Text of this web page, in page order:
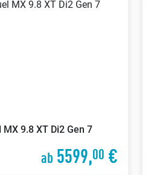
MX 9.8 XT Di2 Gen 7
ab 5599,00 €